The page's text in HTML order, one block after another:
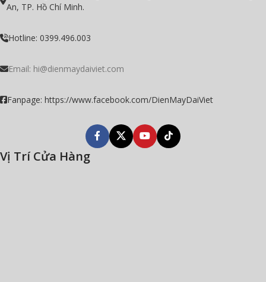
An, TP. Hồ Chí Minh.
Hotline: 0399.496.003
Email: hi@dienmaydaiviet.com
Fanpage: https://www.facebook.com/DienMayDaiViet
Vị Trí Cửa Hàng